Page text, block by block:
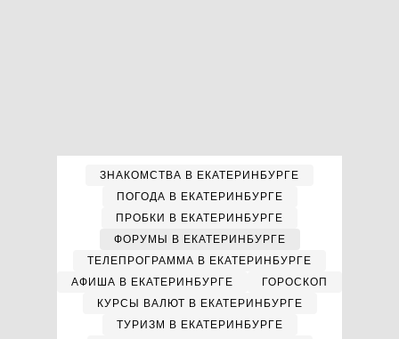
ЗНАКОМСТВА В ЕКАТЕРИНБУРГЕ
ПОГОДА В ЕКАТЕРИНБУРГЕ
ПРОБКИ В ЕКАТЕРИНБУРГЕ
ФОРУМЫ В ЕКАТЕРИНБУРГЕ
ТЕЛЕПРОГРАММА В ЕКАТЕРИНБУРГЕ
АФИША В ЕКАТЕРИНБУРГЕ
ГОРОСКОП
КУРСЫ ВАЛЮТ В ЕКАТЕРИНБУРГЕ
ТУРИЗМ В ЕКАТЕРИНБУРГЕ